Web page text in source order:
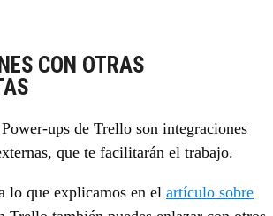
CON OTRAS
ups de Trello son integraciones
que te facilitarán el trabajo.
lo que explicamos en el artículo sobre